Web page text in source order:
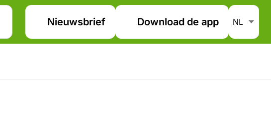
Nieuwsbrief Download de app